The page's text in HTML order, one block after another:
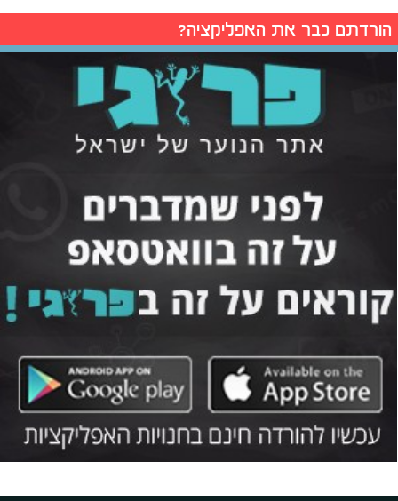
הורדתם כבר את האפליקציה?